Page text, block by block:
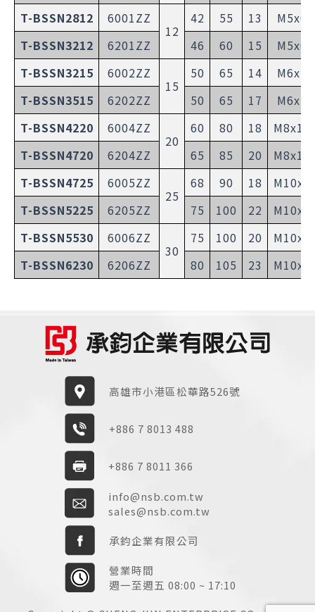
T-BSSN2812
6001ZZ
12
42 55 13
T-BSSN3212
6201ZZ 46 60 15
T-BSSN3215
6002ZZ
15
50 65 14
T-BSSN3515
6202ZZ 50 65 17
T-BSSN4220
6004ZZ
20
60 80 18
T-BSSN4720
6204ZZ 65 85 20
T-BSSN4725
6005ZZ
25
68 90 18
T-BSSN5225
6205ZZ 75 100 22
T-BSSN5530
6006ZZ
30
75 100 20
T-BSSN6230
6206ZZ 80 105 23
高雄市小港區松華路526號
+886 7 8013 488
+886 7 8011 366
info@nsb.com.tw
sales@nsb.com.tw
承鈞企業有限公司
營業時間
週一至週五 08:00 ~ 17:10